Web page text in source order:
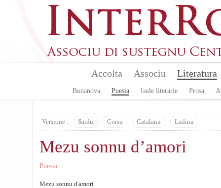
Accolta Associu Literatura
Bonanova Puesia Isule literarie Prosa
Versione : Sardu Corsu Catalanu Ladinu
Mezu sonnu d’amori
Puesia
Mezu sonnu d'amori